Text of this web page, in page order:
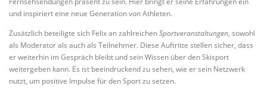
und inspiriert eine neue Generation von Athleten.
Zusätzlich beteiligte sich Felix an zahlreichenSportveranstaltungen, sowohl
als Moderator als auch als Teilnehmer. Diese Auftritte stellen sicher, dass
er weiterhin im Gespräch bleibt und sein Wissen über den Skisport
weitergeben kann. Es ist beeindruckend zu sehen, wie er sein Netzwerk
nutzt, um positive Impulse für den Sport zu setzen.